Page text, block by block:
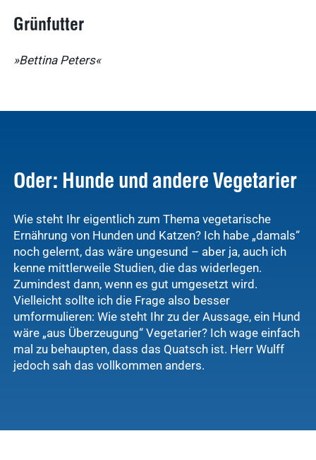
Grünfutter
»Bettina Peters«
Oder: Hunde und andere Vegetarier
Wie steht Ihr eigentlich zum Thema vegetarische
Ernährung von Hunden und Katzen? Ich habe „damals“
noch gelernt, das wäre ungesund – aber ja, auch ich
kenne mittlerweile Studien, die das widerlegen.
Zumindest dann, wenn es gut umgesetzt wird.
Vielleicht sollte ich die Frage also besser
umformulieren: Wie steht Ihr zu der Aussage, ein Hund
wäre „aus Überzeugung“ Vegetarier? Ich wage einfach
mal zu behaupten, dass das Quatsch ist. Herr Wulff
jedoch sah das vollkommen anders.